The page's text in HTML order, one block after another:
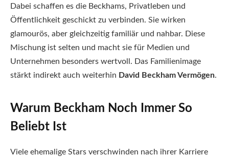
Dabei schaffen es die Beckhams, Privatleben und
Öffentlichkeit geschickt zu verbinden. Sie wirken
glamourös, aber gleichzeitig familiär und nahbar. Diese
Mischung ist selten und macht sie für Medien und
Unternehmen besonders wertvoll. Das Familienimage
stärkt indirekt auch weiterhin David Beckham Vermögen.
Warum Beckham Noch Immer So
Beliebt Ist
Viele ehemalige Stars verschwinden nach ihrer Karriere